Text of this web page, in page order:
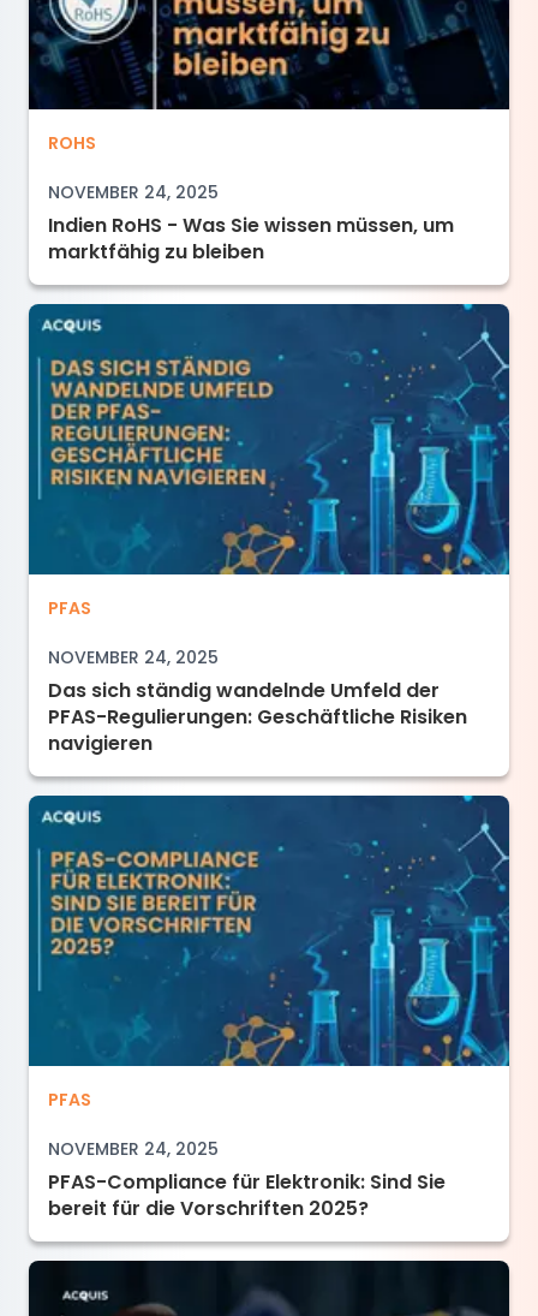
Indien RoHS - Was Sie wissen müssen, um
ROHS
NOVEMBER 24, 2025
Indien RoHS - Was Sie wissen müssen, um
marktfähig zu bleiben
Das sich ständig wandelnde Umfeld der
PFAS
NOVEMBER 24, 2025
Das sich ständig wandelnde Umfeld der
PFAS-Regulierungen: Geschäftliche Risiken
navigieren
PFAS-Compliance für Elektronik: Sind Sie
PFAS
NOVEMBER 24, 2025
PFAS-Compliance für Elektronik: Sind Sie
bereit für die Vorschriften 2025?